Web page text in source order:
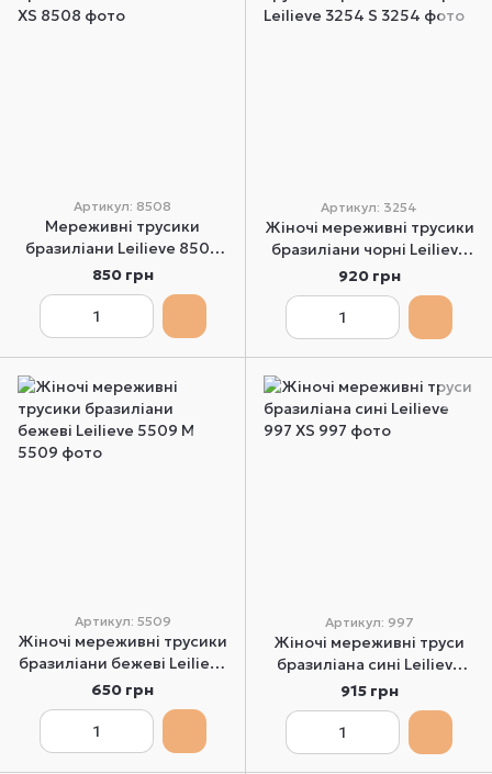
Артикул: 8508
Мереживні трусики
бразиліани Leilieve 8508
XS
850 грн
Артикул: 3254
Жіночі мереживні трусики
бразиліани чорні Leilieve
3254 S
920 грн
Артикул: 5509
Жіночі мереживні трусики
бразиліани бежеві Leilieve
5509 M
650 грн
Артикул: 997
Жіночі мереживні труси
бразиліана сині Leilieve
997 XS
915 грн